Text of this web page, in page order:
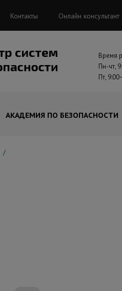
Контакты Онлайн консультант
Время
Пн-чт,
Пт,
АКАДЕМИЯ ПО БЕЗОПАСНОСТИ